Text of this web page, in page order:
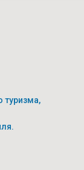
туризма,